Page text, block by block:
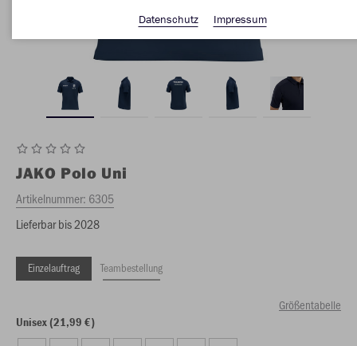
JAKO Polo Uni
Artikelnummer: 6305
Lieferbar bis 2028
Einzelauftrag Teambestellung
Größentabelle
Unisex (21,99 €)
Datenschutz
Impressum